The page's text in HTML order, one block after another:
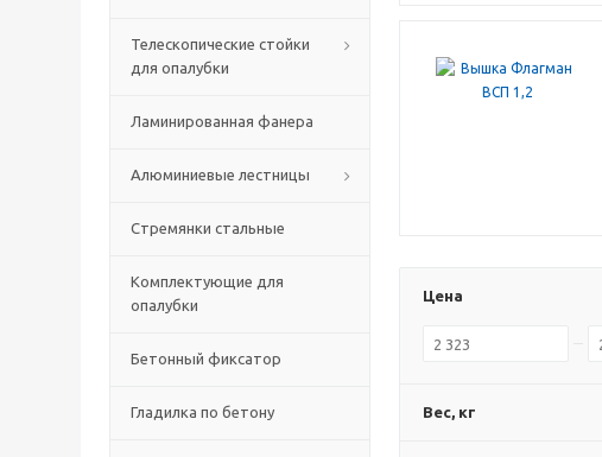
Телескопические стойки
для опалубки
Ламинированная фанера
Алюминиевые лестницы
Стремянки стальные
Комплектующие для
опалубки
Бетонный фиксатор
Гладилка по бетону
Цена
Вес, кг